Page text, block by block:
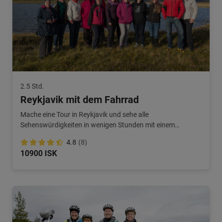
2.5 Std.
Reykjavik mit dem Fahrrad
Mache eine Tour in Reykjavik und sehe alle
Sehenswürdigkeiten in wenigen Stunden mit einem
4.8 (8)
10900 ISK